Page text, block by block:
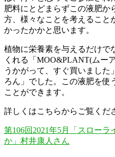
肥料にとどまらずこの液肥か
方、様々なことを考えること
かったかかと思います。
植物に栄養素を与えるだけで
くれる「MOO&PLANT(ムー
うかがって、すぐ買いました
ろん」でした。この液肥を使
ことができます。
詳しくはこちらからご覧く
第106回2021年5月「スローラ
か」村井康人さん